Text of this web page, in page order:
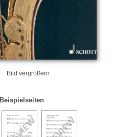
Bild vergrößern
Beispielseiten